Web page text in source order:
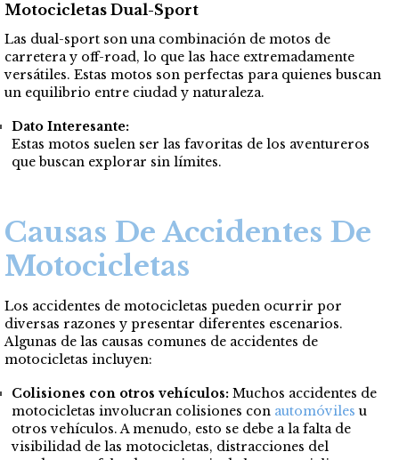
Motocicletas Dual-Sport
Las dual-sport son una combinación de motos de
carretera y off-road, lo que las hace extremadamente
versátiles. Estas motos son perfectas para quienes buscan
un equilibrio entre ciudad y naturaleza.
Dato Interesante:
Estas motos suelen ser las favoritas de los aventureros
que buscan explorar sin límites.
Causas De Accidentes De
Motocicletas
Los accidentes de motocicletas pueden ocurrir por
diversas razones y presentar diferentes escenarios.
Algunas de las causas comunes de accidentes de
motocicletas incluyen:
Colisiones con otros vehículos: Muchos accidentes de
motocicletas involucran colisiones con automóviles u
otros vehículos. A menudo, esto se debe a la falta de
visibilidad de las motocicletas, distracciones del